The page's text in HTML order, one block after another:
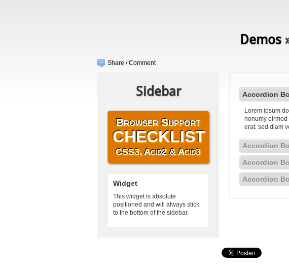
Demos
Share / Comment
Accordion
Lorem ipsum
nonumy
erat, sed diam
Accordion
Accordion
Accordion
Sidebar
Browser Support
CHECKLIST
CSS3, Acid2 & Acid3
Widget
This widget is absolute
positioned and will always stick
to the bottom of the sidebar.